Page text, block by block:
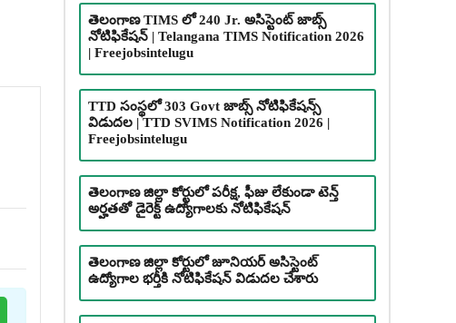
తెలంగాణ TIMS లో 240 Jr. అసిస్టెంట్ జాబ్స్
నోటిఫికేషన్ | Telangana TIMS Notification 2026
| Freejobsintelugu
TTD సంస్థలో 303 Govt జాబ్స్ నోటిఫికేషన్స్
విడుదల | TTD SVIMS Notification 2026 |
Freejobsintelugu
తెలంగాణ జిల్లా కోర్టులో పరీక్ష, ఫీజు లేకుండా టెన్త్
అర్హతతో డైరెక్ట్ ఉద్యోగాలకు నోటిఫికేషన్
తెలంగాణ జిల్లా కోర్టులో జూనియర్ అసిస్టెంట్
ఉద్యోగాల భర్తీకి నోటిఫికేషన్ విడుదల చేశారు